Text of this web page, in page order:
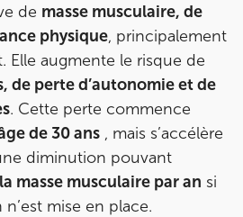
de masse musculaire, de
physique, principalement
Elle augmente le risque de
de perte d’autonomie et de
. Cette perte commence
de 30 ans , mais s’accélère
diminution pouvant
la masse musculaire par an si
mise en place.